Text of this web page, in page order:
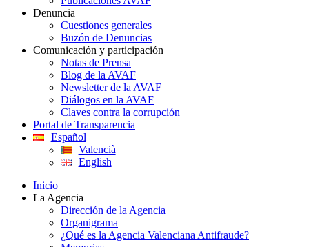
Denuncia
Cuestiones generales
Buzón de Denuncias
Comunicación y participación
Notas de Prensa
Blog de la AVAF
Newsletter de la AVAF
Diálogos en la AVAF
Claves contra la corrupción
Portal de Transparencia
Español
Valencià
English
Inicio
La Agencia
Dirección de la Agencia
Organigrama
¿Qué es la Agencia Valenciana Antifraude?